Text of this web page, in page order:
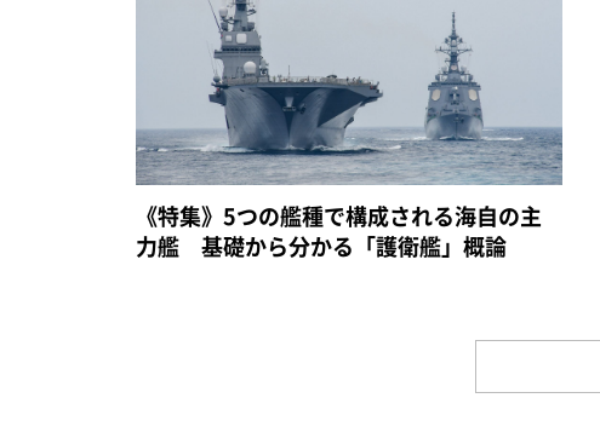
《特集》5つの艦種で構成される海自の主
力艦 基礎から分かる「護衛艦」概論